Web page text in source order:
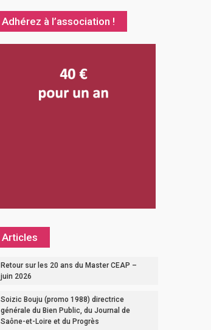
Adhérez à l’association !
Articles
Retour sur les 20 ans du Master CEAP –
juin 2026
Soizic Bouju (promo 1988) directrice
générale du Bien Public, du Journal de
Saône-et-Loire et du Progrès